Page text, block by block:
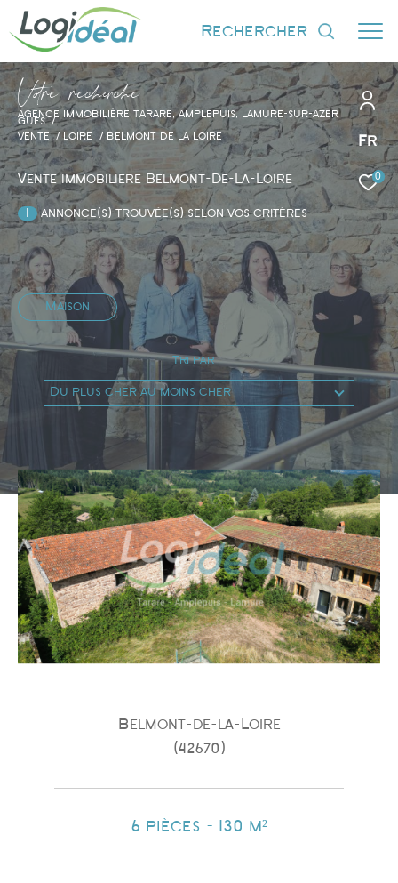
Fr
0
rechercher
Vore recece
AGENCE IMMOBILIÈRE TARARE, AMPLEPUIS, LAMURE-SUR-AZER
GUES
VENTE LOIRE BELMONT DE LA LOIRE
Vente immobilière Belmont-De-La-Loire
annonce(s) trouvée(s) selon vos critères
Maison
Tri par
Du plus cher au moins cher
Belmont-de-la-Loire
(42670)
6 pièces - 130 m²
Effectuer une recherche
et trouver le bien qui correspond à vos
critères
Type d'offre
Vente
Type de bien
Budget
PIÈCES